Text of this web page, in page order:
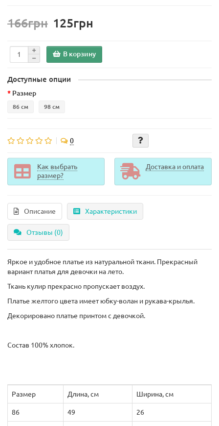
166грн 125грн
В корзину
Доступные опции
Размер
86 см 98 см
0
Как выбрать
размер?
Доставка и оплата
Описание Характеристики
Отзывы (0)
Яркое и удобное платье из натуральной ткани. Прекрасный
вариант платья для девочки на лето.
Ткань кулир прекрасно пропускает воздух.
Платье желтого цвета имеет юбку-волан и рукава-крылья.
Декорировано платье принтом с девочкой.
Состав 100% хлопок.
Размер Длина, см Ширина, см
86 49 26